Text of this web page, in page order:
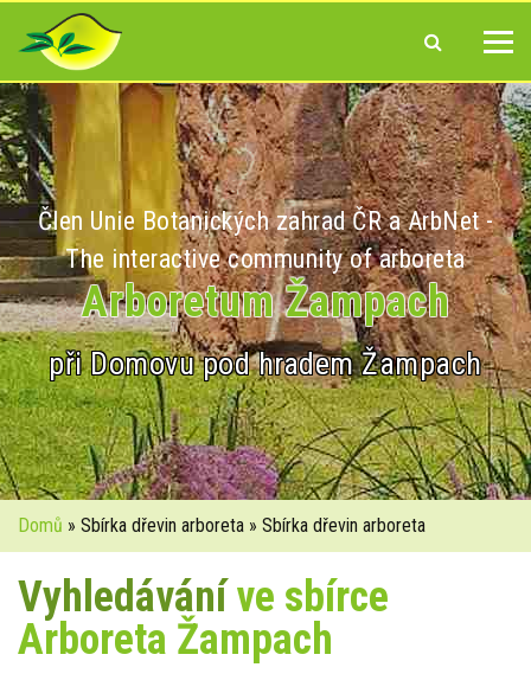
Člen Unie Botanických zahrad ČR a ArbNet -
The interactive community of arboreta
Arboretum Žampach
při Domovu pod hradem Žampach
Domů » Sbírka dřevin arboreta » Sbírka dřevin arboreta
Vyhledáváníve sbírce
Arboreta Žampach